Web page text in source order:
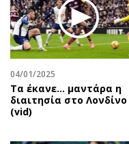
04/01/2025
Τα έκανε… μαντάρα η
διαιτησία στο Λονδίνο
(vid)